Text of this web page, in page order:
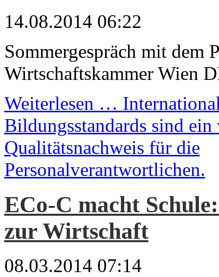
14.08.2014 06:22
Sommergespräch mit dem
Wirtschaftskammer Wien
Weiterlesen …
Bildungsstandards sind ein
Qualitätsnachweis für die
Personalverantwortlichen.
ECo-C macht
zur Wirtschaft
08.03.2014 07:14